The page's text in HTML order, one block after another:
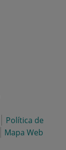
Política de
Mapa Web